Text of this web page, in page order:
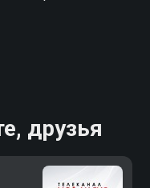
Долина
друзья